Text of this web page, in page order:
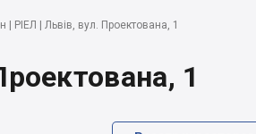
РІЕЛ | Львів, вул. Проектована, 1
1